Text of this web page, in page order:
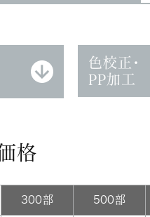
色校正・
PP加工
格
300部 500部